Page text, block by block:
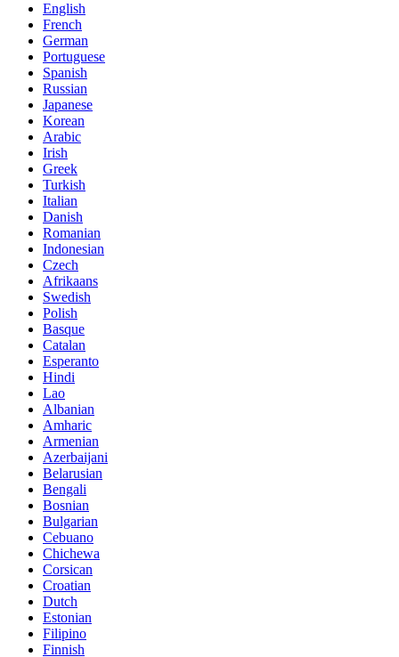
English
French
German
Portuguese
Spanish
Russian
Japanese
Korean
Arabic
Irish
Greek
Turkish
Italian
Danish
Romanian
Indonesian
Czech
Afrikaans
Swedish
Polish
Basque
Catalan
Esperanto
Hindi
Lao
Albanian
Amharic
Armenian
Azerbaijani
Belarusian
Bengali
Bosnian
Bulgarian
Cebuano
Chichewa
Corsican
Croatian
Dutch
Estonian
Filipino
Finnish